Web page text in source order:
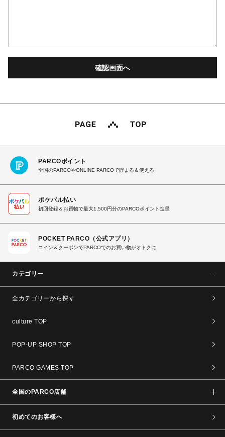
PARCOポイント
全国のPARCOやONLINE PARCOで貯まる＆使える
ポケパル払い
初回登録＆お買物で最大1,500円分のPARCOポイント進呈
POCKET PARCO（公式アプリ）
コイン＆クーポンでPARCOでのお買い物がオトクに
カテゴリー
全カテゴリーから探す
culture TOP
POP-UP SHOP TOP
PARCO GAMES TOP
全国のPARCO店舗
初めてのお客様へ